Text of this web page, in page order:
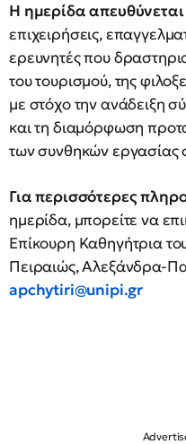
Η ημερίδα απευθύνεται
επιχειρήσεις,
ερευνητές που
του τουρισμού, της
με στόχο την ανάδειξη
και τη διαμόρφωση
των συνθηκών εργασίας
Για περισσότερες
ημερίδα, μπορείτε να
Επίκουρη Καθηγήτρια
Πειραιώς, Αλεξάνδρα-
apchytiri@unipi.gr